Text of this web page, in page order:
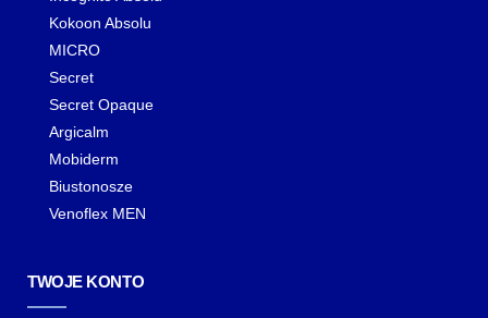
Kokoon Absolu
MICRO
Secret
Secret Opaque
Argicalm
Mobiderm
Biustonosze
Venoflex MEN
TWOJE KONTO